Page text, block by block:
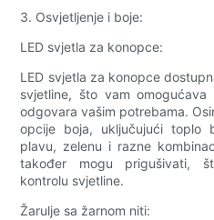
3. Osvjetljenje i boje:
LED svjetla za konopce:
LED svjetla za konopce
svjetline, što vam
odgovara vašim potrebama.
opcije boja, uključujući toplo
plavu, zelenu i razne
također mogu prigušivati,
kontrolu svjetline.
Žarulje sa žarnom niti: